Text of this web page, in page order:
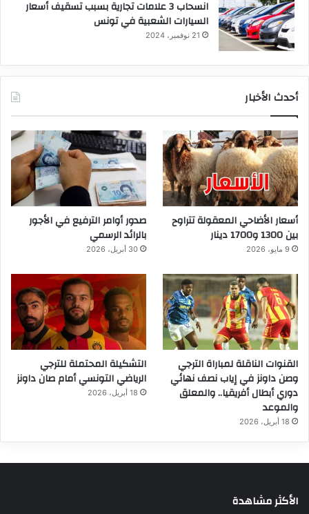
انسحاب 3 علامات تجارية بسبب تسقيف أسعار
السيارات الشعبية في تونس
21 نوفمبر، 2024
أحدث الأخبار
أسعار الأضاحي المعقولة تتراوح
بين 1300 و1700 دينار
9 مايو، 2026
صدور أوامر الترفيع في الأجور
بالرائد الرسمي
30 أبريل، 2026
القنوات الناقلة لمباراة الترجي
وصن داونز في إياب نصف نهائي
دوري أبطال أفريقيا.. والمعلق
والموعد
18 أبريل، 2026
التشكيلة المحتملة للترجي
الرياضي التونسي أمام صان داونز
18 أبريل، 2026
الأكثر مشاهدة